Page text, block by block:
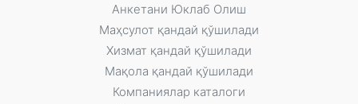
Анкетани Юклаб Олиш
Маҳсулот қандай қўшилади
Xизмат қандай қўшилади
Мақола қандай қўшилади
Компаниялар каталоги